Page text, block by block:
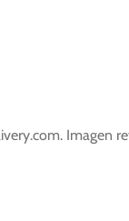
Imagen